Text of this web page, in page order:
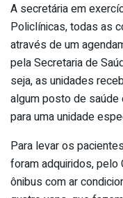
A secretária em
Policlínicas, todas as
através de um
pela Secretaria de
seja, as unidades
algum posto de saúde
para uma unidade
Para levar os
foram adquiridos, pelo
ônibus com ar